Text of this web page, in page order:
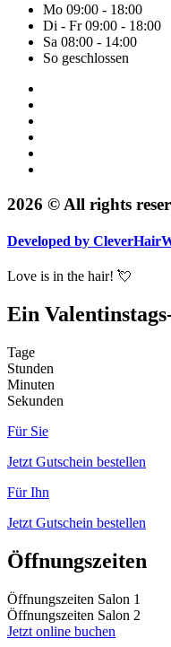
Mo 09:00 - 18:00
Di - Fr09:00 - 18:00
Sa 08:00 - 14:00
So geschlossen
2026 © All rights
Developed by
Love is in the hair! 💘
Ein
Tage
Stunden
Minuten
Sekunden
Für Sie
Jetzt Gutschein bestellen
Für Ihn
Jetzt Gutschein bestellen
Öffnungszeiten
Öffnungszeiten Salon 1
Öffnungszeiten Salon 2
Jetzt online buchen